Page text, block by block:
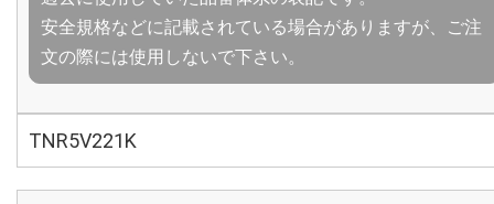
安全規格などに記載されている場合がありますが、ご注
文の際には使用しないで下さい。
TNR5V221K